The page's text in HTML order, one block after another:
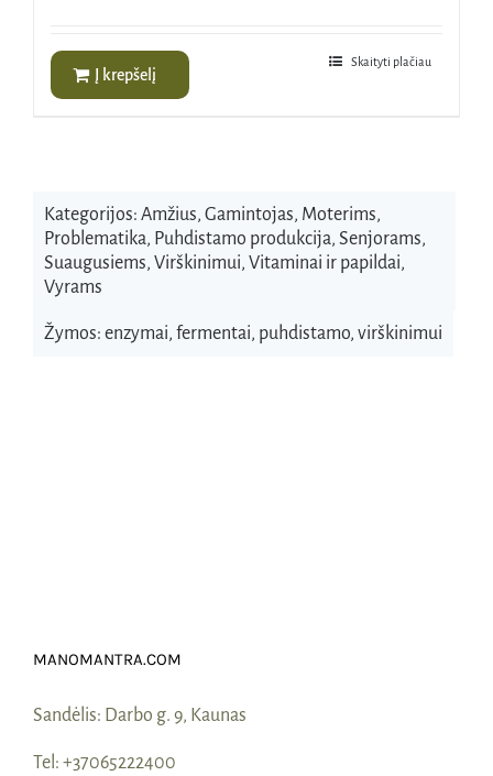
11,75€.
Į krepšelį
Skaityti plačiau
Kategorijos: Amžius, Gamintojas, Moterims,
Problematika, Puhdistamo produkcija, Senjorams,
Suaugusiems, Virškinimui, Vitaminai ir papildai,
Vyrams
Žymos: enzymai, fermentai, puhdistamo, virškinimui
MANOMANTRA.COM
Sandėlis: Darbo g. 9, Kaunas
Tel: +37065222400